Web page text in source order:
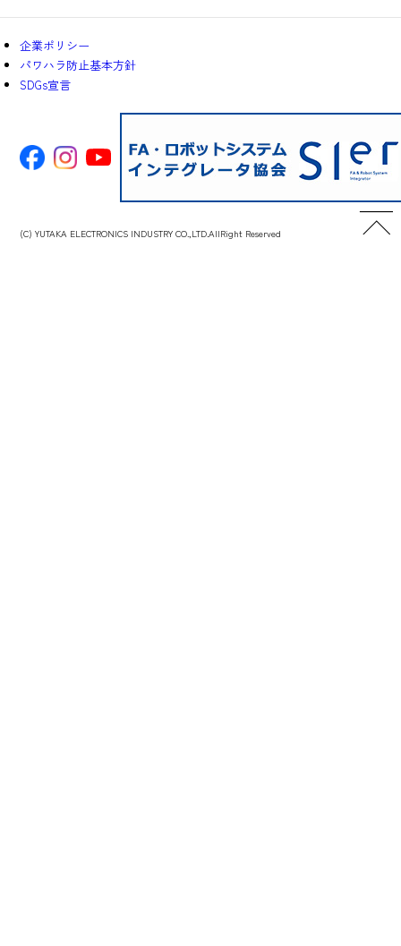
企業ポリシー
パワハラ防止基本方針
SDGs宣言
(C) YUTAKA ELECTRONICS INDUSTRY CO.,LTD.AllRight Reserved